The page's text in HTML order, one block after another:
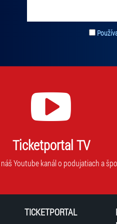
na ktorú vám budeme zasielať
Ticketportal TV
Youtube kanál o podujatiach a
TICKETPORTAL